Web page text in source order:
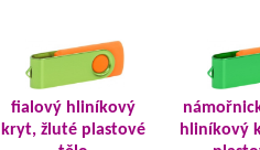
fialový hliníkový
kryt, žluté plastové
hliníkový